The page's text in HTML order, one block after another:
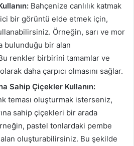
Bahçenize canlılık katmak
bir görüntü elde etmek için,
Örneğin, sarı ve mor
bulunduğu bir alan
renkler birbirini tamamlar ve
daha çarpıcı olmasını sağlar.
Sahip Çiçekler Kullanın:
teması oluşturmak isterseniz,
sahip çiçekleri bir arada
pastel tonlardaki pembe
oluşturabilirsiniz. Bu şekilde